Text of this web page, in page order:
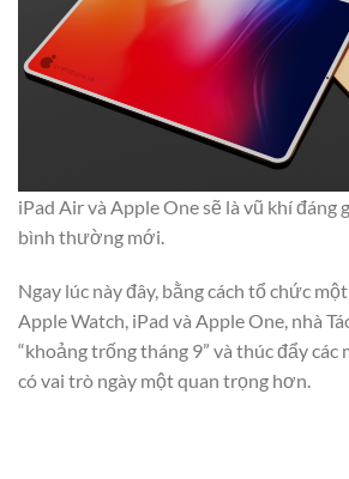
iPad Air và Apple One sẽ là vũ khí
bình thường mới.
Ngay lúc này đây, bằng cách tổ chức
Apple Watch, iPad và Apple One, nhà
“khoảng trống tháng 9” và thúc đẩy các
có vai trò ngày một quan trọng hơn.